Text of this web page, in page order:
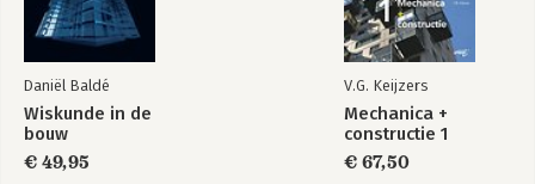
Eet, beweeg, slaap
How Full Is Your
Bucket? Expanded
-Individualisering
-Input
-Intellect
-Leergierigheid
-Maximalisering
-Onpartijdigheid
-Positivisme
Daniël Baldé
Wiskunde in de
bouw
€ 49,95
V.G. Keijzers
Mechanica +
constructie 1
€ 67,50